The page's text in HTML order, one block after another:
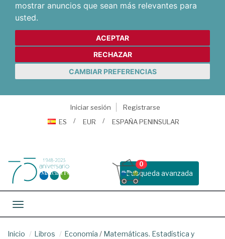
mostrar anuncios que sean más relevantes para
usted.
ACEPTAR
RECHAZAR
CAMBIAR PREFERENCIAS
Iniciar sesión
Registrarse
ES
EUR ESPAÑA PENINSULAR
Busqueda avanzada
0
Toggle navigation
Inicio Libros Economía / Matemáticas. Estadística y